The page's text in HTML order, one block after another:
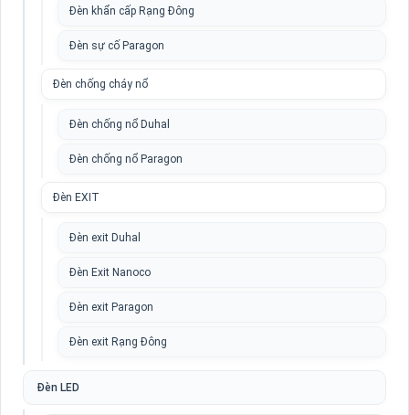
Đèn khẩn cấp Rạng Đông
Đèn sự cố Paragon
Đèn chống cháy nổ
Đèn chống nổ Duhal
Đèn chống nổ Paragon
Đèn EXIT
Đèn exit Duhal
Đèn Exit Nanoco
Đèn exit Paragon
Đèn exit Rạng Đông
Đèn LED